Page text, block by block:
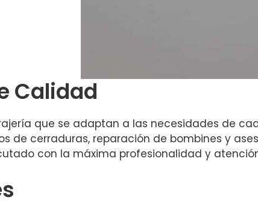
Calidad
que se adaptan a las necesidades de
de cerraduras, reparación de bombines y
con la máxima profesionalidad y